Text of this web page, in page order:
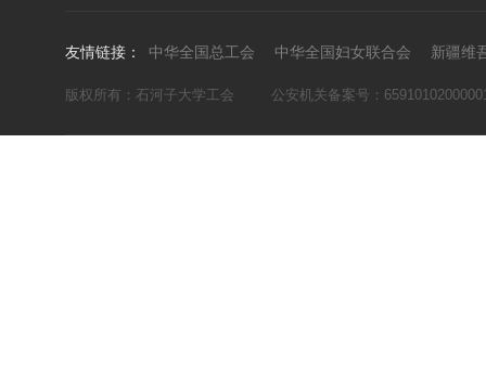
友情链接： 中华全国总工会 中华全国妇女联合会 新疆维
版权所有：石河子大学工会 公安机关备案号：